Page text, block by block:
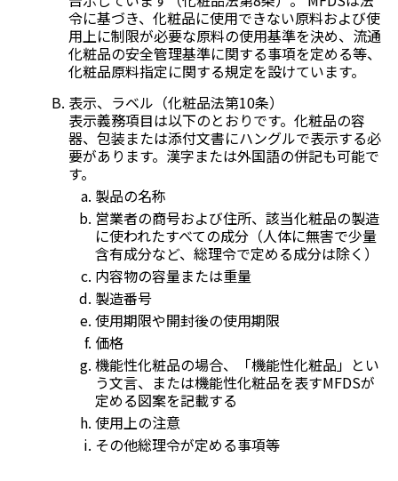
令に基づき、化粧品に使用できない原料および使
用上に制限が必要な原料の使用基準を決め、流通
化粧品の安全管理基準に関する事項を定める等、
化粧品原料指定に関する規定を設けています。
表示、ラベル（化粧品法第10条）
表示義務項目は以下のとおりです。化粧品の容
器、包装または添付文書にハングルで表示する必
要があります。漢字または外国語の併記も可能で
す。
製品の名称
営業者の商号および住所、該当化粧品の製造
に使われたすべての成分（人体に無害で少量
含有成分など、総理令で定める成分は除く）
内容物の容量または重量
製造番号
使用期限や開封後の使用期限
価格
機能性化粧品の場合、「機能性化粧品」とい
う文言、または機能性化粧品を表すMFDSが
定める図案を記載する
使用上の注意
その他総理令が定める事項等